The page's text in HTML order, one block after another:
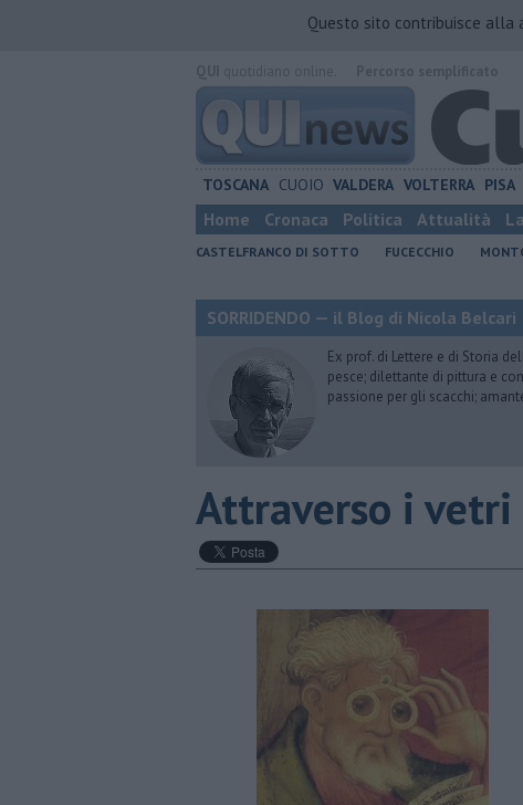
Questo sito contribuisce alla
TOSCANA CUOIO VALDERA VOLTERRA PISA
Home Cronaca Politica Attualità
CASTELFRANCO DI SOTTO FUCECCHIO
SORRIDENDO — il Blog di Nicola Belcari
Ex prof. di Lettere e di Storia
pesce; dilettante di pittura e
passione per gli scacchi;
Attraverso i vetri